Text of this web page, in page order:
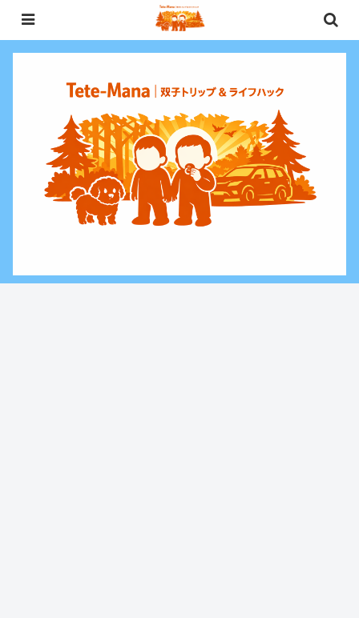
0歳〜未就学児（3歳）双子との週末お出かけ・子連れ旅行情報と、暮らしに役
立つお金・ライフハックをお届けする双子ファミリーブログ。